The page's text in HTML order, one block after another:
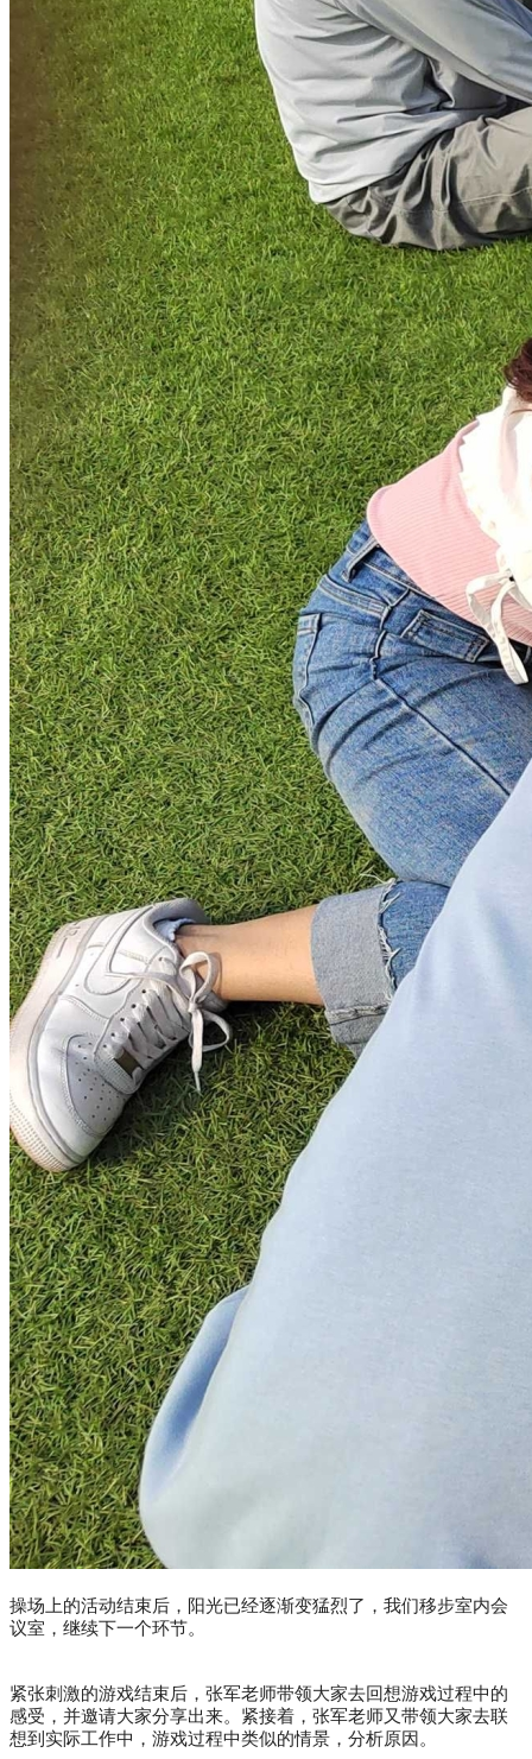
操场上的活动结束后，阳光已经逐渐变猛烈了，我们移步室内会
议室，继续下一个环节。
紧张刺激的游戏结束后，张军老师带领大家去回想游戏过程中的
感受，并邀请大家分享出来。紧接着，张军老师又带领大家去联
想到实际工作中，游戏过程中类似的情景，分析原因。